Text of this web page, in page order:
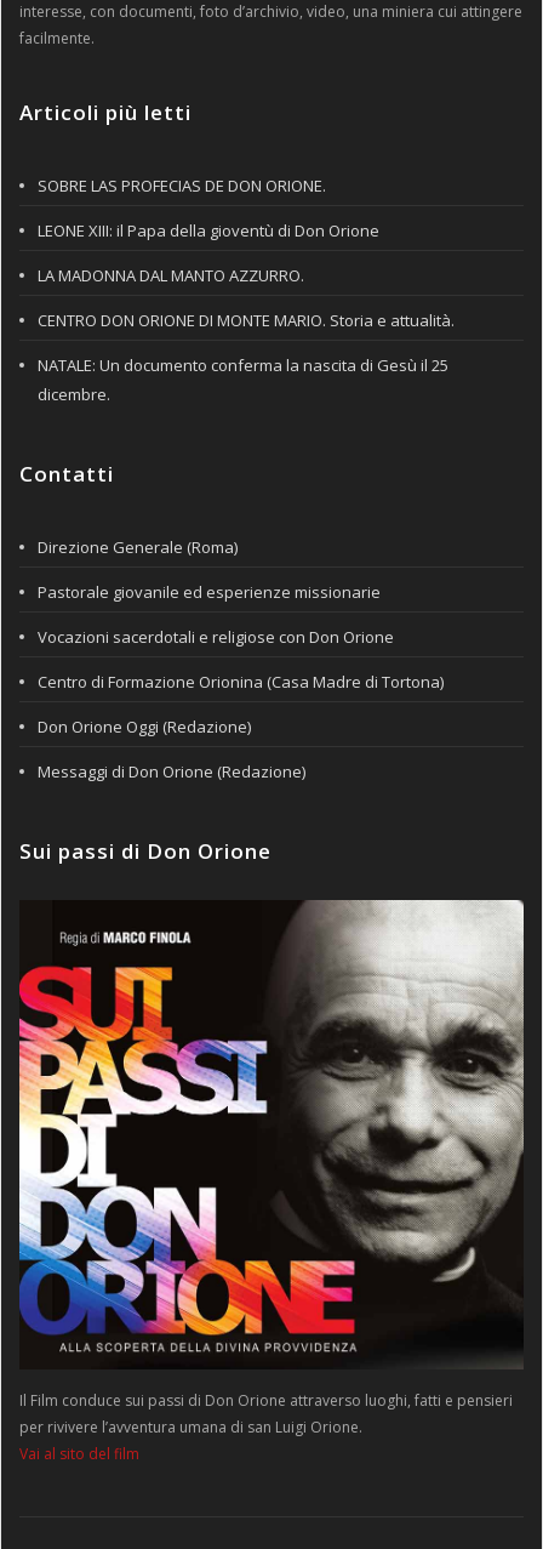
interesse, con documenti, foto d’archivio, video, una miniera cui attingere
facilmente.
Articoli più letti
SOBRE LAS PROFECIAS DE DON ORIONE.
LEONE XIII: il Papa della gioventù di Don Orione
LA MADONNA DAL MANTO AZZURRO.
CENTRO DON ORIONE DI MONTE MARIO. Storia e attualità.
NATALE: Un documento conferma la nascita di Gesù il 25
dicembre.
Contatti
Direzione Generale (Roma)
Pastorale giovanile ed esperienze missionarie
Vocazioni sacerdotali e religiose con Don Orione
Centro di Formazione Orionina (Casa Madre di Tortona)
Don Orione Oggi (Redazione)
Messaggi di Don Orione (Redazione)
Sui passi di Don Orione
Il Film conduce sui passi di Don Orione attraverso luoghi, fatti e pensieri
per rivivere l’avventura umana di san Luigi Orione.
Vai al sito del film